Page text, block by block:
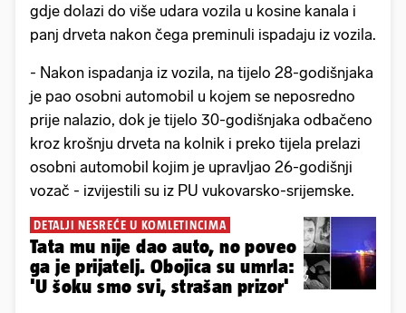
gdje dolazi do više udara vozila u kosine kanala i
panj drveta nakon čega preminuli ispadaju iz vozila.
- Nakon ispadanja iz vozila, na tijelo 28-godišnjaka
je pao osobni automobil u kojem se neposredno
prije nalazio, dok je tijelo 30-godišnjaka odbačeno
kroz krošnju drveta na kolnik i preko tijela prelazi
osobni automobil kojim je upravljao 26-godišnji
vozač - izvijestili su iz PU vukovarsko-srijemske.
DETALJI NESREĆE U KOMLETINCIMA
Tata mu nije dao auto, no poveo
ga je prijatelj. Obojica su umrla:
'U šoku smo svi, strašan prizor'